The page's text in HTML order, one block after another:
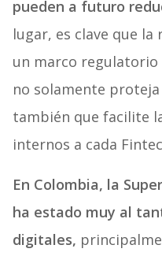
pueden a futuro
lugar, es clave que
un marco
no solamente
también que facilite
internos a cada
En Colombia, la
ha estado muy al
digitales,